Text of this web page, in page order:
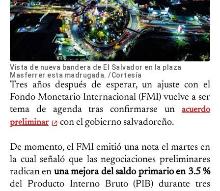
Vista de nueva bandera de El Salvador en la plaza
Masferrer esta madrugada. /Cortesía
Tres años después de esperar, un ajuste con el
Fondo Monetario Internacional (FMI) vuelve a ser
tema de agenda tras confirmarse un acuerdo
preliminar
con el gobierno salvadoreño.
De momento, el FMI emitió una nota el martes en
la cual señaló que las negociaciones preliminares
radican en una mejora del saldo primario en 3.5 %
del Producto Interno Bruto (PIB) durante tres